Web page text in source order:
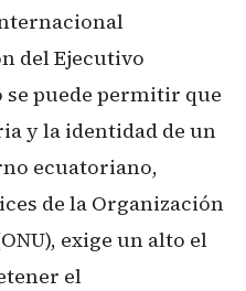
del Ejecutivo
puede permitir que
y la identidad de un
ecuatoriano,
de la Organización
exige un alto el
el